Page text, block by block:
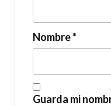
Nombre*
Guarda mi